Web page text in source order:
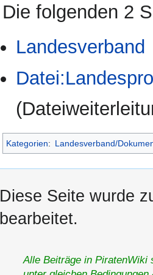
Die folgenden 2
Landesverband
Kategorien: Landesverband/
Diese Seite wurde
bearbeitet.
Alle Beiträge in PiratenWiki